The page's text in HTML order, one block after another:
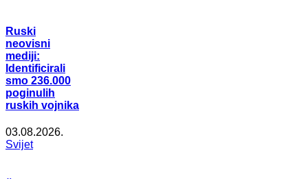
Ruski
neovisni
mediji:
Identificirali
smo 236.000
poginulih
ruskih vojnika
03.08.2026.
Svijet